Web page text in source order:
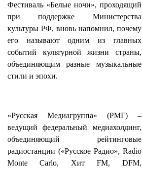
Фестиваль «Белые ночи», проходящий
при поддержке Министерства
культуры РФ, вновь напомнил, почему
его называют одним из главных
событий культурной жизни страны,
объединяющим разные музыкальные
стили и эпохи.
«Русская Медиагруппа» (РМГ) –
ведущий федеральный медиахолдинг,
объединяющий рейтинговые
радиостанции («Русское Радио», Radio
Monte Carlo, Хит FM, DFM,